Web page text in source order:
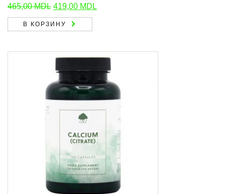
465,00MDL Первоначальная
цена
составляла
419,00 MDL
В КОРЗИНУ